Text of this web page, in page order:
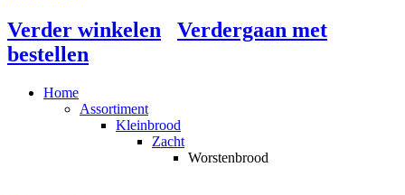
Verder winkelen
Verdergaan met
bestellen
Home
Assortiment
Kleinbrood
Zacht
Worstenbrood